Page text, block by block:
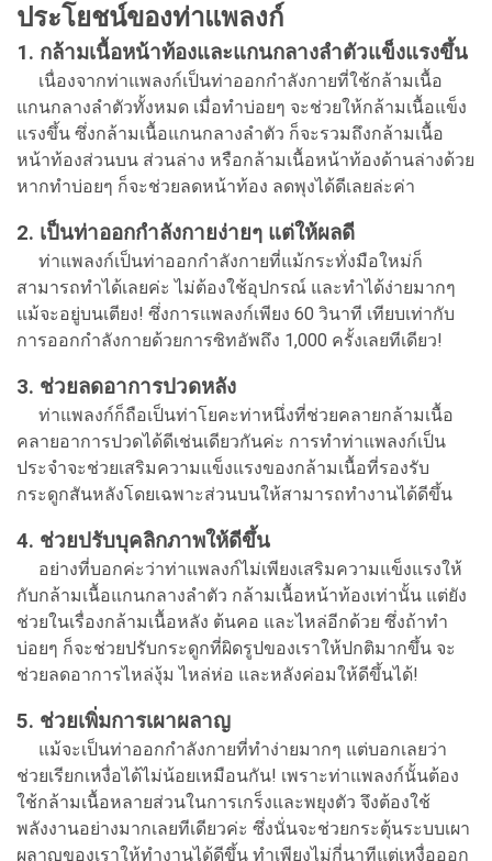
ประโยชน์ของท่าแพลงก์
1. กล้ามเนื้อหน้าท้องและแกนกลางลำตัวแข็งแรงขึ้น
เนื่องจากท่าแพลงก์เป็นท่าออกกำลังกายที่ใช้กล้ามเนื้อ
แกนกลางลำตัวทั้งหมด เมื่อทำบ่อยๆ จะช่วยให้กล้ามเนื้อแข็ง
แรงขึ้น ซึ่งกล้ามเนื้อแกนกลางลำตัว ก็จะรวมถึงกล้ามเนื้อ
หน้าท้องส่วนบน ส่วนล่าง หรือกล้ามเนื้อหน้าท้องด้านล่างด้วย
หากทำบ่อยๆ ก็จะช่วยลดหน้าท้อง ลดพุงได้ดีเลยล่ะค่า
2. เป็นท่าออกกำลังกายง่ายๆ แต่ให้ผลดี
ท่าแพลงก์เป็นท่าออกกำลังกายที่แม้กระทั่งมือใหม่ก็
สามารถทำได้เลยค่ะ ไม่ต้องใช้อุปกรณ์ และทำได้ง่ายมากๆ
แม้จะอยู่บนเตียง! ซึ่งการแพลงก์เพียง 60 วินาที เทียบเท่ากับ
การออกกำลังกายด้วยการซิทอัพถึง 1,000 ครั้งเลยทีเดียว!
3. ช่วยลดอาการปวดหลัง
ท่าแพลงก์ก็ถือเป็นท่าโยคะท่าหนึ่งที่ช่วยคลายกล้ามเนื้อ
คลายอาการปวดได้ดีเช่นเดียวกันค่ะ การทำท่าแพลงก์เป็น
ประจำจะช่วยเสริมความแข็งแรงของกล้ามเนื้อที่รองรับ
กระดูกสันหลังโดยเฉพาะส่วนบนให้สามารถทำงานได้ดีขึ้น
4. ช่วยปรับบุคลิกภาพให้ดีขึ้น
อย่างที่บอกค่ะว่าท่าแพลงก์ไม่เพียงเสริมความแข็งแรงให้
กับกล้ามเนื้อแกนกลางลำตัว กล้ามเนื้อหน้าท้องเท่านั้น แต่ยัง
ช่วยในเรื่องกล้ามเนื้อหลัง ต้นคอ และไหล่อีกด้วย ซึ่งถ้าทำ
บ่อยๆ ก็จะช่วยปรับกระดูกที่ผิดรูปของเราให้ปกติมากขึ้น จะ
ช่วยลดอาการไหล่งุ้ม ไหล่ห่อ และหลังค่อมให้ดีขึ้นได้!
5. ช่วยเพิ่มการเผาผลาญ
แม้จะเป็นท่าออกกำลังกายที่ทำง่ายมากๆ แต่บอกเลยว่า
ช่วยเรียกเหงื่อได้ไม่น้อยเหมือนกัน! เพราะท่าแพลงก์นั้นต้อง
ใช้กล้ามเนื้อหลายส่วนในการเกร็งและพยุงตัว จึงต้องใช้
พลังงานอย่างมากเลยทีเดียวค่ะ ซึ่งนั่นจะช่วยกระตุ้นระบบเผา
ผลาญของเราให้ทำงานได้ดีขึ้น ทำเพียงไม่กี่นาทีแต่เหงื่อออก